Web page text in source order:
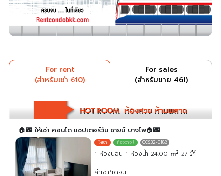
For rent
(สำหรับเช่า 610)
For sales
(สำหรับขาย 461)
🏠🌃 ให้เช่า คอนโด แชปเตอร์วัน ชายน์ บางโพ🏠🌃
COS32-0188
1 ห้องนอน 1 ห้องน้ำ 24.00 m2 27
ค่าเช่า/เดือน